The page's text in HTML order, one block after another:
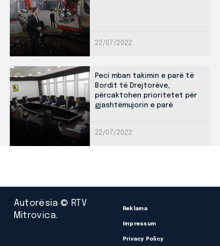
22/07/2022
Peci mban takimin e parë të
Bordit të Drejtorëve,
përcaktohen prioritetet për
gjashtëmujorin e parë
22/07/2022
Autorësia © RTV
Mitrovica.
Reklama
Impressum
Privacy Policy